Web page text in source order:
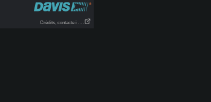
Crèdits, contacte i . . .